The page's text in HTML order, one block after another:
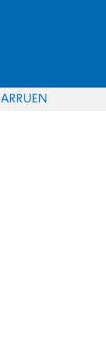
EN
RU
AR